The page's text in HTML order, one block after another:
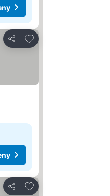
Udostępnij
Dodaj do ulubionych
Udostępnij
Dodaj do ulubionych